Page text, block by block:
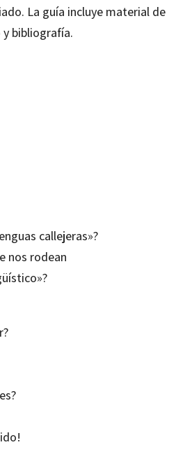
La guía incluye material de
bibliografía.
callejeras»?
nos rodean